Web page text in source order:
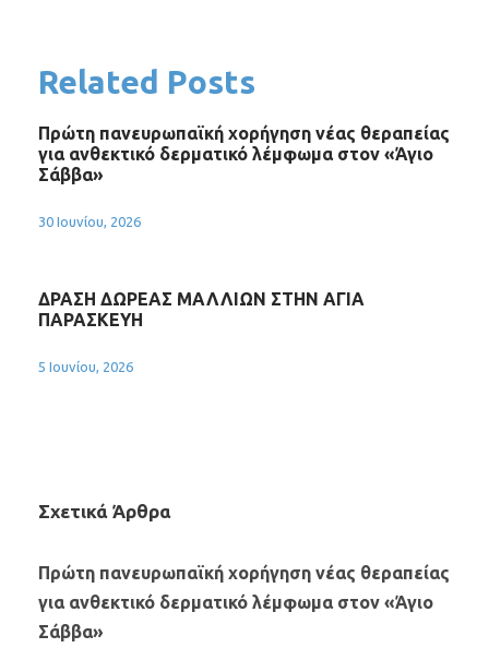
Related Posts
Πρώτη πανευρωπαϊκή χορήγηση νέας θεραπείας
για ανθεκτικό δερματικό λέμφωμα στον «Άγιο
Σάββα»
30 Ιουνίου, 2026
ΔΡΑΣΗ ΔΩΡΕΑΣ ΜΑΛΛΙΩΝ ΣΤΗΝ ΑΓΙΑ
ΠΑΡΑΣΚΕΥΗ
5 Ιουνίου, 2026
Σχετικά Άρθρα
Πρώτη πανευρωπαϊκή χορήγηση νέας θεραπείας
για ανθεκτικό δερματικό λέμφωμα στον «Άγιο
Σάββα»